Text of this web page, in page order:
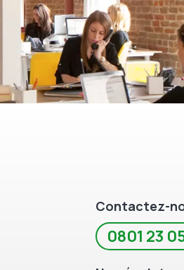
Contactez-
0801 23